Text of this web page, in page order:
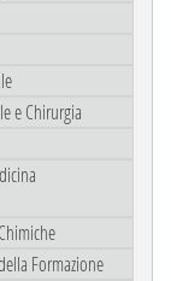
e Chirurgia
Formazione